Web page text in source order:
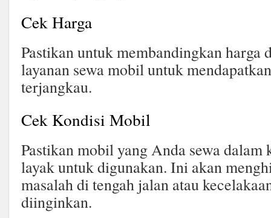
Cek Harga
Pastikan untuk membandingkan harga
layanan sewa mobil untuk
terjangkau.
Cek Kondisi Mobil
Pastikan mobil yang Anda sewa dalam
layak untuk digunakan. Ini akan
masalah di tengah jalan atau
diinginkan.